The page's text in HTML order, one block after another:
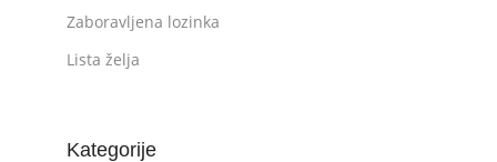
Zaboravljena lozinka
Lista želja
Kategorije